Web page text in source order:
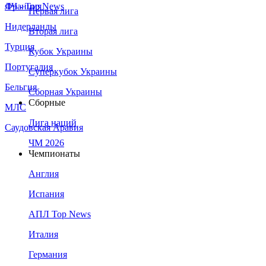
Франция
Нидерланды
Турция
Португалия
Бельгия
МЛС
Саудовская Аравия
ЛЧ - Top News
Первая лига
Вторая лига
Кубок Украины
Суперкубок Украины
Сборная Украины
Сборные
Лига наций
ЧМ 2026
Чемпионаты
Англия
Испания
АПЛ Top News
Италия
Германия